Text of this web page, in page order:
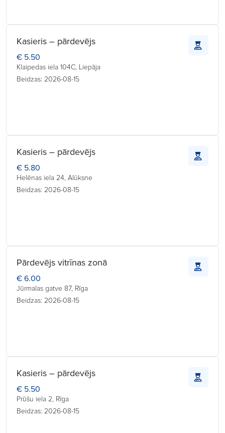
Kasieris – pārdevējs
€ 5.50
Klaipedas iela 104C, Liepāja
Beidzas: 2026-08-15
Kasieris – pārdevējs
€ 5.80
Helēnas iela 24, Alūksne
Beidzas: 2026-08-15
Pārdevējs vitrīnas zonā
€ 6.00
Jūrmalas gatve 87, Rīga
Beidzas: 2026-08-15
Kasieris – pārdevējs
€ 5.50
Prūšu iela 2, Rīga
Beidzas: 2026-08-15